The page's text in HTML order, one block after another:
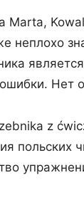
Marta,
неплохо
Нет
z